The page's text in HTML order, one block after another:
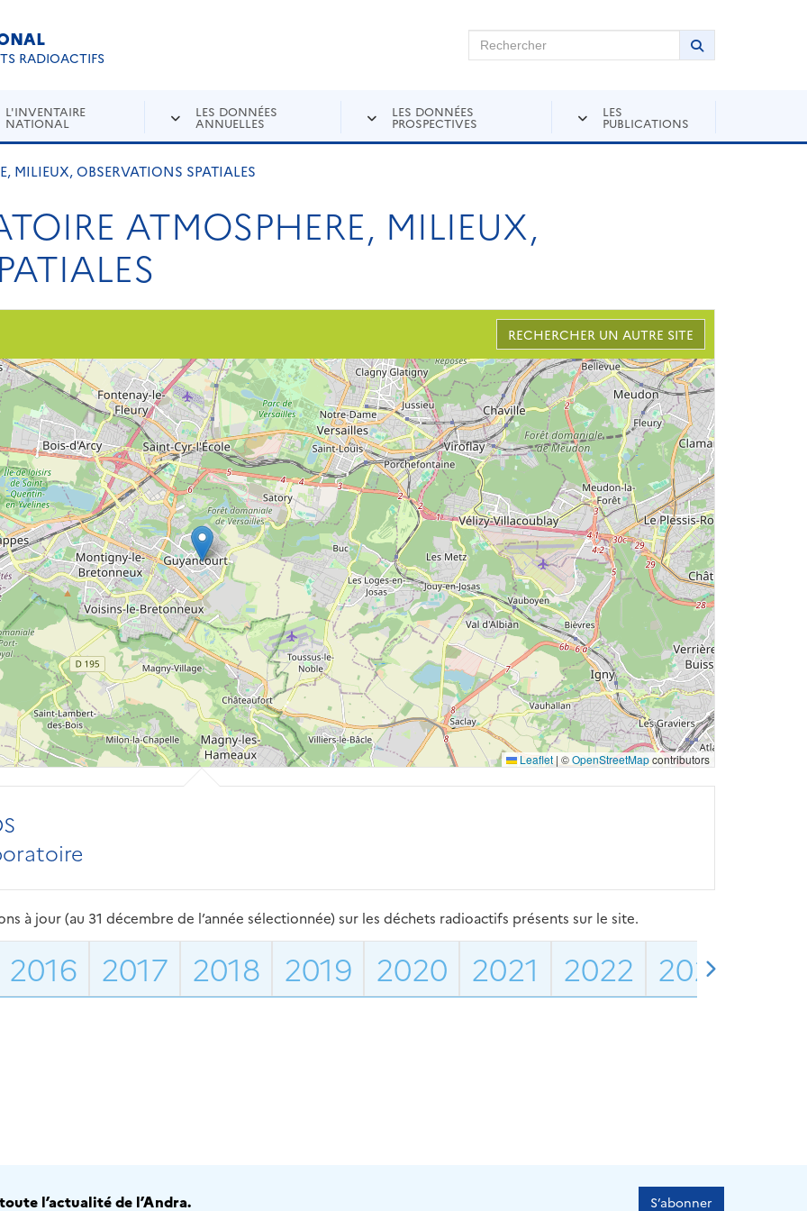
RADIOACTIFS
Rechercher sur Andra Inventaire Rechercher
Lancer la
L'INVENTAIRE
NATIONAL
LES DONNÉES
ANNUELLES
LES DONNÉES
PROSPECTIVES
LES
PUBLICATIONS
MILIEUX, OBSERVATIONS SPATIALES
ATMOSPHERE, MILIEUX,
RECHERCHER UN AUTRE SITE
Leaflet | ©OpenStreetMapcontributors
à jour (au 31 décembre de l’année sélectionnée) sur les déchets radioactifs présents sur le site.
2016 2017 2018 2019 2020 2021 2022 2023
l’actualité de l’Andra. S’abonner